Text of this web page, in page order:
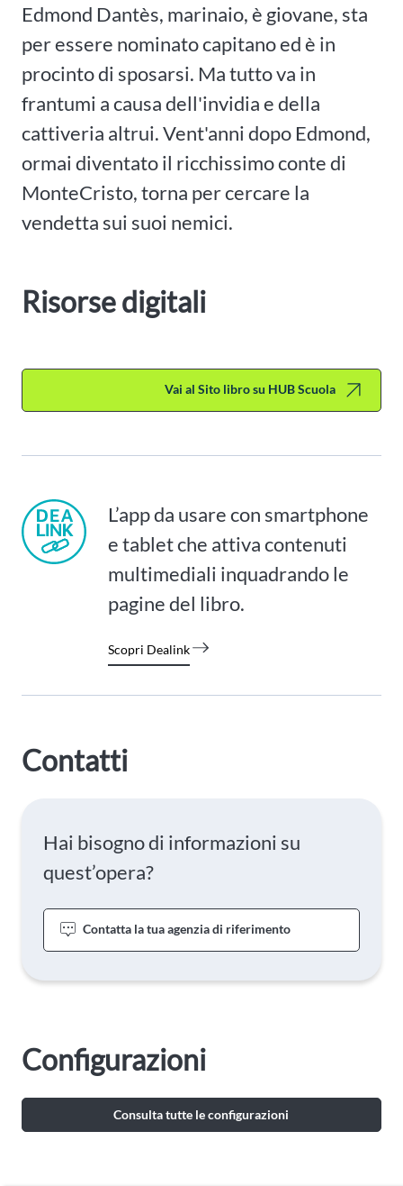
Edmond Dantès, marinaio, è giovane, sta
per essere nominato capitano ed è in
procinto di sposarsi. Ma tutto va in
frantumi a causa dell'invidia e della
cattiveria altrui. Vent'anni dopo Edmond,
ormai diventato il ricchissimo conte di
MonteCristo, torna per cercare la
vendetta sui suoi nemici.
Risorse digitali
Vai al Sito libro su HUB Scuola
L’app da usare con smartphone
e tablet che attiva contenuti
multimediali inquadrando le
pagine del libro.
Scopri Dealink
Contatti
Hai bisogno di informazioni su
quest’opera?
Contatta la tua agenzia di riferimento
Configurazioni
Consulta tutte le configurazioni